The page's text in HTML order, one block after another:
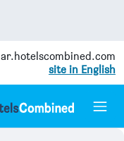
ar.hotelscombined.com
site in English